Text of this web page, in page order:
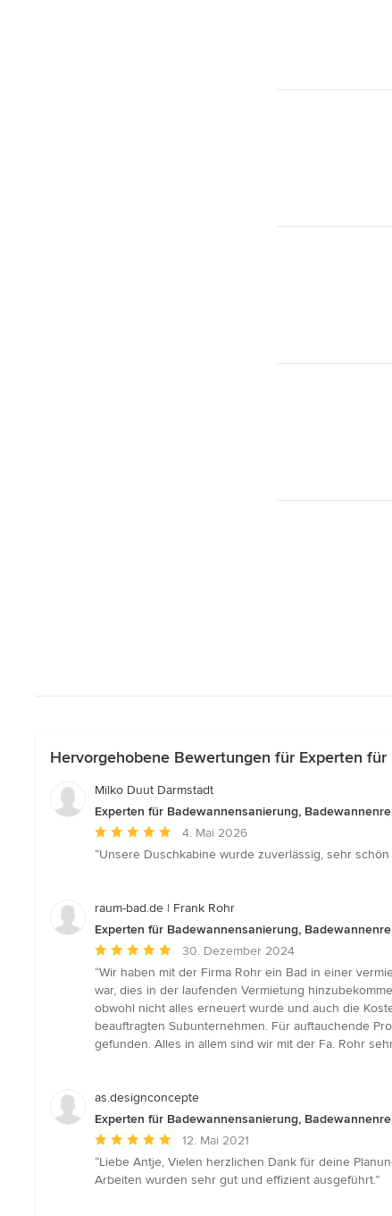
Hervorgehobene Bewertungen für Experten
Milko Duut Darmstadt
Experten für Badewannensanierung,
Durchschnittliche
Bewertung:
5
4. Mai 2026
“Unsere Duschkabine wurde zuverlässig, sehr
raum-bad.de | Frank Rohr
Experten für Badewannensanierung,
Durchschnittliche
Bewertung:
5
von
5
Sternen
30. Dezember 2024
“Wir haben mit der Firma Rohr ein Bad in einer
war, dies in der laufenden Vermietung
obwohl nicht alles erneuert wurde und auch die
beauftragten Subunternehmen. Für auftauchende
gefunden. Alles in allem sind wir mit der Fa. Rohr
as.designconcepte
Experten für Badewannensanierung,
Durchschnittliche
Bewertung:
5
12. Mai 2021
“Liebe Antje, Vielen herzlichen Dank für deine
Arbeiten wurden sehr gut und effizient ausgeführt.”